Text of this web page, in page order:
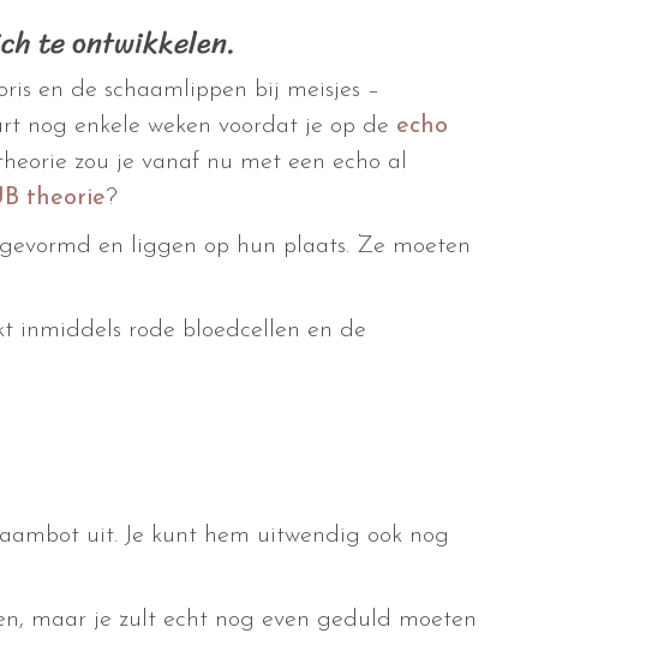
te ontwikkelen.
en de schaamlippen bij meisjes –
nog enkele weken voordat je op de echo
zou je vanaf nu met een echo al
theorie?
en liggen op hun plaats. Ze moeten
inmiddels rode bloedcellen en de
uit. Je kunt hem uitwendig ook nog
maar je zult echt nog even geduld moeten